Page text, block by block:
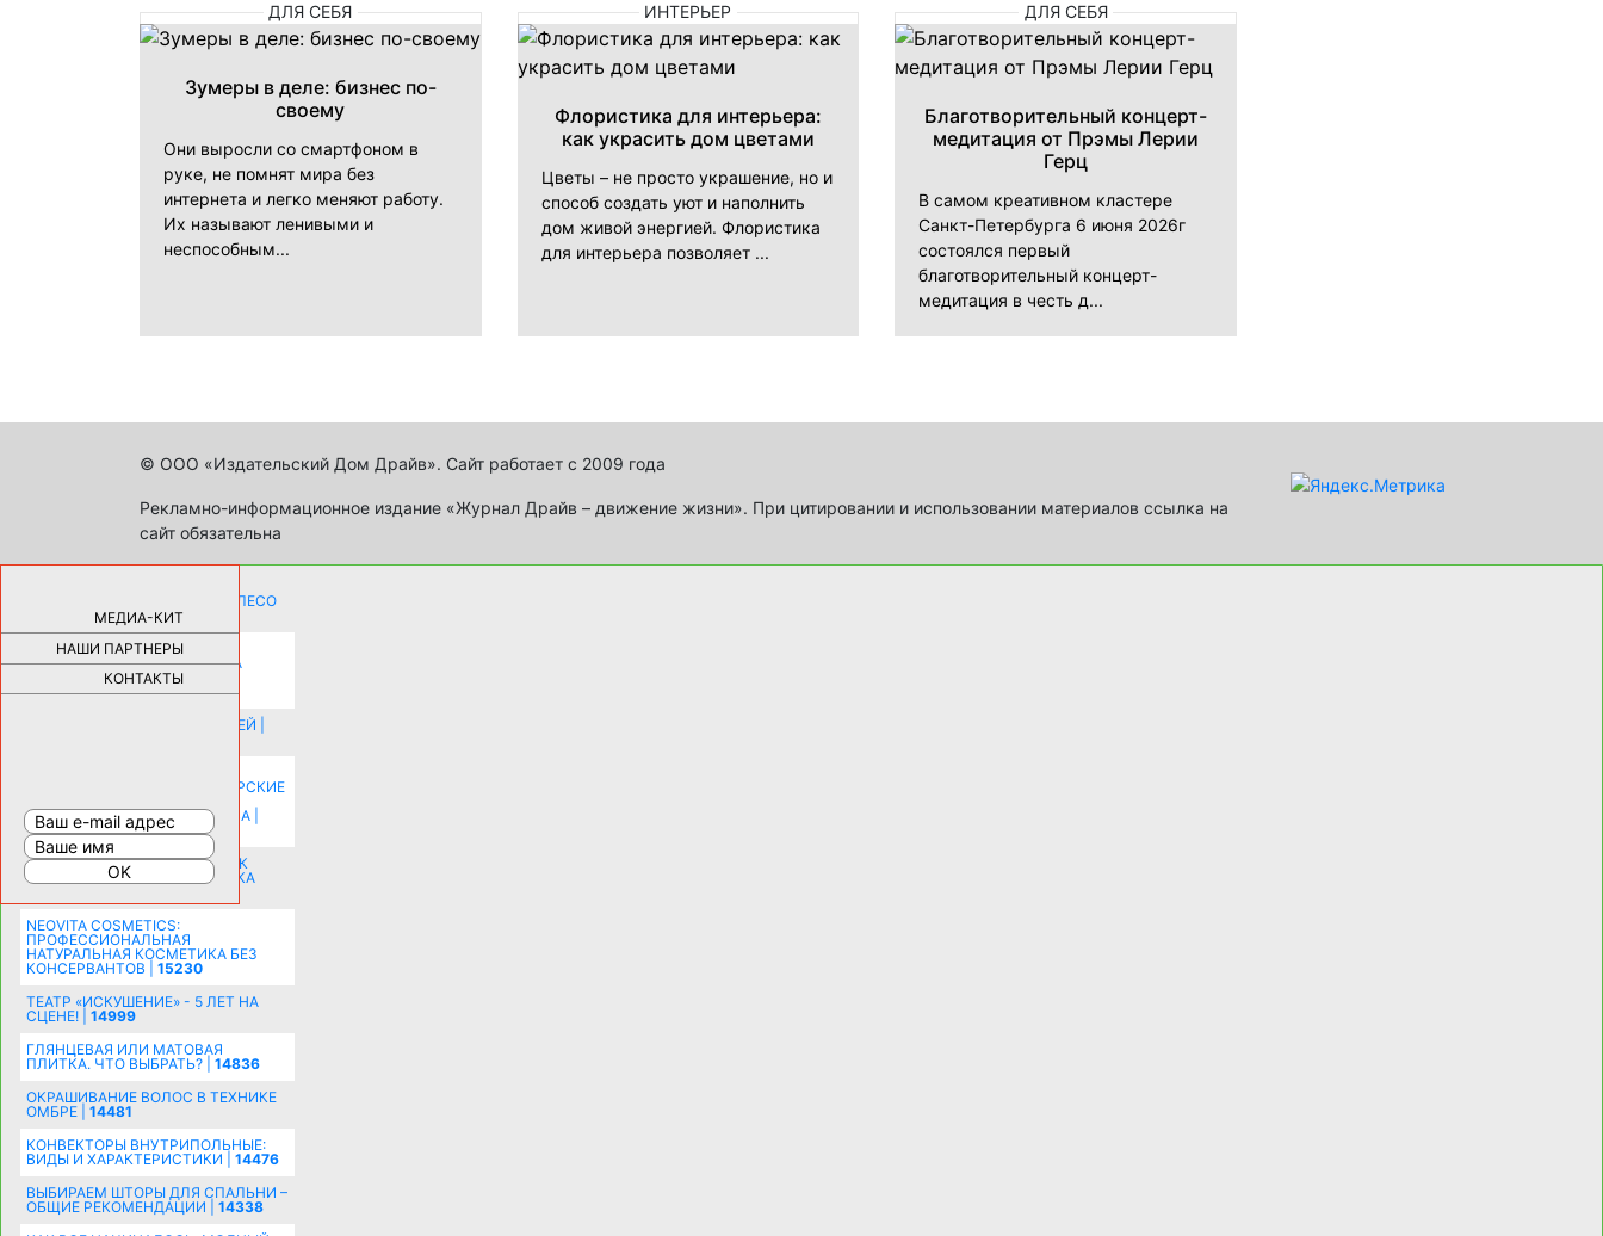
ДЛЯ СЕБЯ
Зумеры в деле: бизнес по-
своему
Они выросли со смартфоном в
руке, не помнят мира без
интернета и легко меняют работу.
Их называют ленивыми и
неспособным...
ИНТЕРЬЕР
Флористика для интерьера:
как украсить дом цветами
Цветы – не просто украшение, но и
способ создать уют и наполнить
дом живой энергией. Флористика
для интерьера позволяет ...
ДЛЯ СЕБЯ
Благотворительный концерт-
медитация от Прэмы Лерии
Герц
В самом креативном кластере
Санкт-Петербурга 6 июня 2026г
состоялся первый
благотворительный концерт-
медитация в честь д...
© ООО «Издательский Дом Драйв». Сайт работает с 2009 года
Рекламно-информационное издание «Журнал Драйв – движение жизни». При цитировании и использовании материалов ссылка на
сайт обязательна
МЕДИА-КИТ
НАШИ ПАРТНЕРЫ
КОНТАКТЫ
КАК ДЕВУШКЕ ПОМЕНЯТЬ КОЛЕСО
НА АВТОМОБИЛЕ |69185
НОВЫЕ РАЗРАБОТКИ ДЛЯ
ОЗДОРОВЛЕНИЯ ОРГАНИЗМА
ПЛАТФОРМА ШУМАННА 3Д И
КАПСУЛА ЗДОРОВЬЯ |28291
ИСТОРИЯ НАКЛАДНЫХ НОГТЕЙ |
КОМНАТУ: ХИТРЫЕ ДИЗАЙНЕРСКИЕ
РАСШИРЕНИЯ ПРОСТРАНСТВА |
16201
СОБИРАЕМСЯ НА ПРАЗДНИК К
МОЛОДОЖЕНАМ: ПОДГОТОВКА
NEOVITA COSMETICS:
ПРОФЕССИОНАЛЬНАЯ
НАТУРАЛЬНАЯ КОСМЕТИКА БЕЗ
КОНСЕРВАНТОВ | 15230
ТЕАТР «ИСКУШЕНИЕ» - 5 ЛЕТ НА
СЦЕНЕ! | 14999
ГЛЯНЦЕВАЯ ИЛИ МАТОВАЯ
ПЛИТКА. ЧТО ВЫБРАТЬ? | 14836
ОКРАШИВАНИЕ ВОЛОС В ТЕХНИКЕ
ОМБРЕ | 14481
КОНВЕКТОРЫ ВНУТРИПОЛЬНЫЕ:
ВИДЫ И ХАРАКТЕРИСТИКИ | 14476
ВЫБИРАЕМ ШТОРЫ ДЛЯ СПАЛЬНИ –
ОБЩИЕ РЕКОМЕНДАЦИИ | 14338